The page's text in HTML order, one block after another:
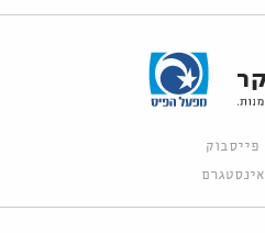
פייסבוק
אינסטגרם